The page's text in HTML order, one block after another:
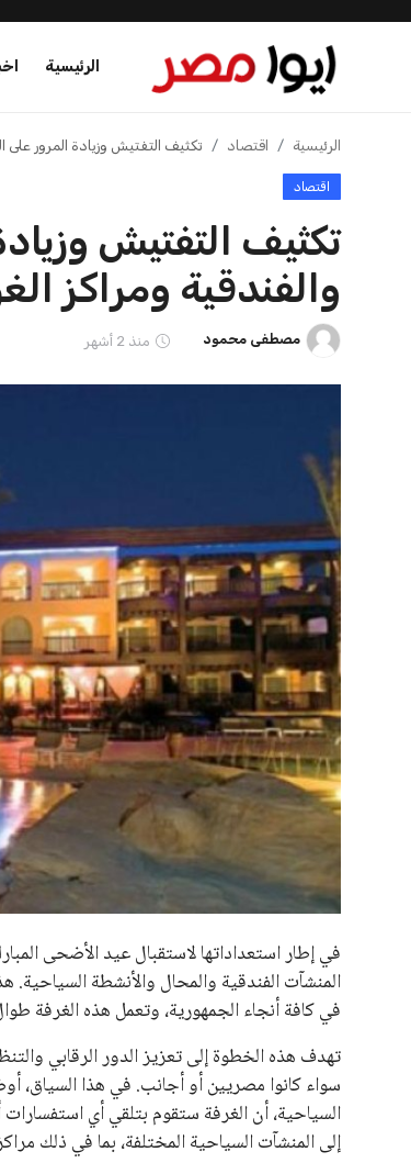
الرئيسية
الرئيسية
اخبار مصر
عرب وعالم
اخبار الرياضة
فن وثقافة
علوم وتكنولوجيا
المرأة والجمال
محافظات
الرئيسية اقتصاد تكثيف التفتيش وزيادة المرور على
اقتصاد
تكثيف التفتيش
والفندقية ومراكز
مصطفى محمود منذ 2 أشهر
في إطار استعداداتها لاستقبال عيد الأضحى
المنشآت الفندقية والمحال والأنشطة السياحية.
في كافة أنجاء الجمهورية، وتعمل هذه الغرفة طوال فترة
تهدف هذه الخطوة إلى تعزيز الدور الرقابي
سواء كانوا مصريين أو أجانب. في هذا السياق،
السياحية، أن الغرفة ستقوم بتلقي أي
إلى المنشآت السياحية المختلفة، بما في ذلك